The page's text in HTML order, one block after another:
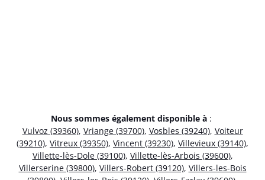
Nous sommes également disponible à :
Vulvoz (39360), Vriange (39700), Vosbles (39240), Voiteur
(39210), Vitreux (39350), Vincent (39230), Villevieux (39140),
Villette-lès-Dole (39100), Villette-lès-Arbois (39600),
Villerserine (39800), Villers-Robert (39120), Villers-les-Bois